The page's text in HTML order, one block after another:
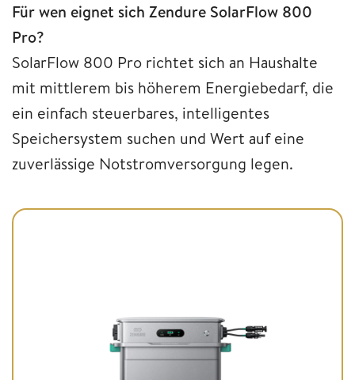
Für wen eignet sich Zendure SolarFlow 800
Pro?
SolarFlow 800 Pro richtet sich an Haushalte
mit mittlerem bis höherem Energiebedarf, die
ein einfach steuerbares, intelligentes
Speichersystem suchen und Wert auf eine
zuverlässige Notstromversorgung legen.